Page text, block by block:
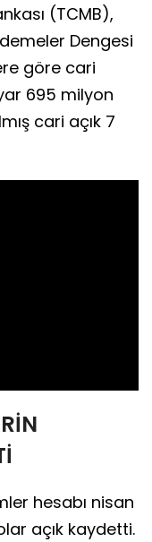
(TCMB),
Dengesi
göre cari
695 milyon
cari açık 7
hesabı nisan
açık kaydetti.